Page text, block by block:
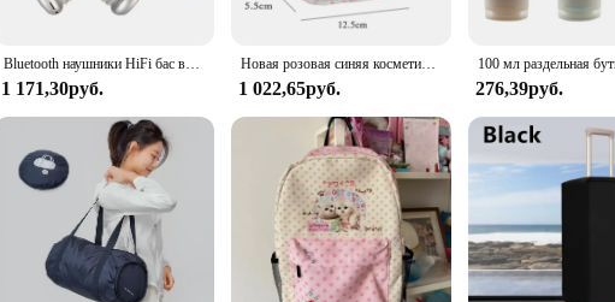
Bluetooth наушники HiFi бас встроенный микрофон Поддержка карты памяти беспроводная гарнитура для бега путешествий белые Накладные наушники
1 171,30руб.
Новая розовая синяя косметичка с принтом и бантом, сумочка для туалетных принадлежностей, водонепроницаемый нейлоновый дорожный рюкзак для хранения, органайзер для багажа
1 022,65руб. 276,39руб.